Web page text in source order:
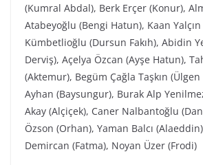
(Kumral Abdal), Berk Erçer (Konur),
Atabeyoğlu (Bengi Hatun), Kaan
Kümbetlioğlu (Dursun Fakıh), Abidin
Derviş), Açelya Özcan (Ayşe Hatun),
(Aktemur), Begüm Çağla Taşkın
Ayhan (Baysungur), Burak Alp
Akay (Alçiçek), Caner Nalbantoğlu
Özson (Orhan), Yaman Balcı
Demircan (Fatma), Noyan Üzer (Frodi)